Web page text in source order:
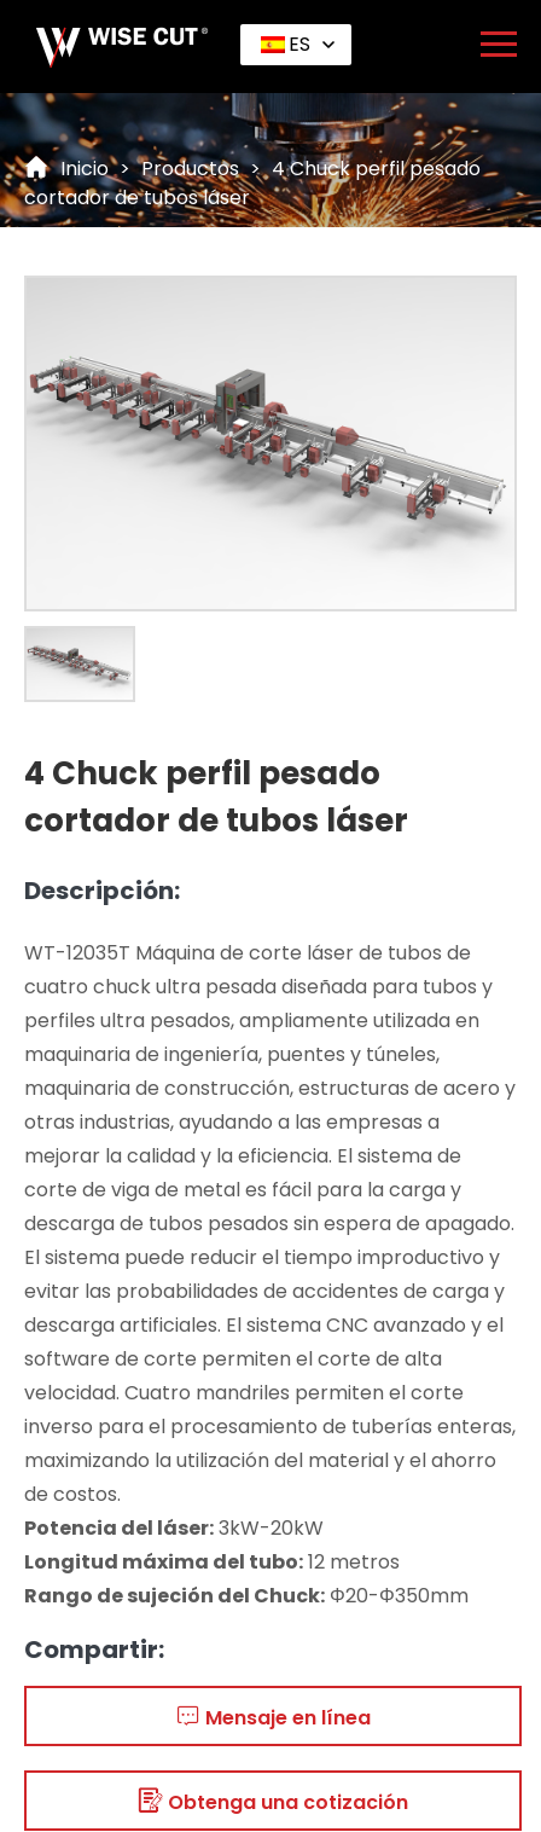
ES
Inicio > Productos > 4 Chuck perfil pesado
cortador de tubos láser
4 Chuck perfil pesado
cortador de tubos láser
Descripción:
WT-12035T Máquina de corte láser de tubos de
cuatro chuck ultra pesada diseñada para tubos y
perfiles ultra pesados, ampliamente utilizada en
maquinaria de ingeniería, puentes y túneles,
maquinaria de construcción, estructuras de acero y
otras industrias, ayudando a las empresas a
mejorar la calidad y la eficiencia. El sistema de
corte de viga de metal es fácil para la carga y
descarga de tubos pesados sin espera de apagado.
El sistema puede reducir el tiempo improductivo y
evitar las probabilidades de accidentes de carga y
descarga artificiales. El sistema CNC avanzado y el
software de corte permiten el corte de alta
velocidad. Cuatro mandriles permiten el corte
inverso para el procesamiento de tuberías enteras,
maximizando la utilización del material y el ahorro
de costos.
Potencia del láser:3kW-20kW
Longitud máxima del tubo:12 metros
Rango de sujeción del Chuck: Φ20-Φ350mm
Compartir:
Mensaje en línea
Obtenga una cotización